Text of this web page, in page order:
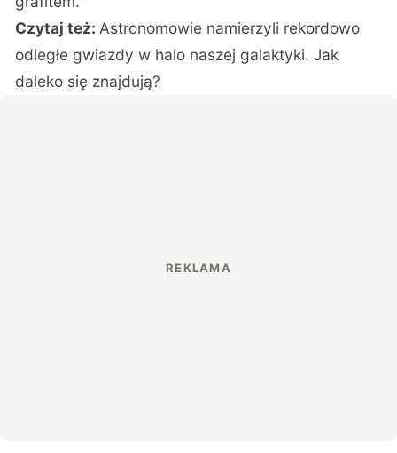
Czytaj też: Astronomowie namierzyli rekordowo
odległe gwiazdy w halo naszej galaktyki. Jak
daleko się znajdują?